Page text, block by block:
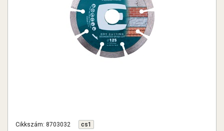
Cikkszám: 8703032 cs1